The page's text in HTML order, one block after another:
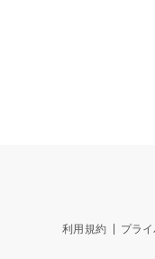
利用規約 プラ